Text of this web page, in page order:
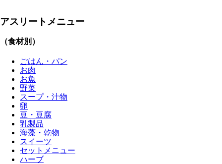
アスリートメニュー
（食材別）
ごはん・パン
お肉
お魚
野菜
スープ・汁物
卵
豆・豆腐
乳製品
海藻・乾物
スイーツ
セットメニュー
ハーブ